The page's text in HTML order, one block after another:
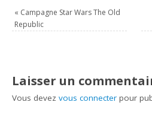
« Campagne Star Wars The Old
Republic
Laisser un
Vous devezvous connecter pour